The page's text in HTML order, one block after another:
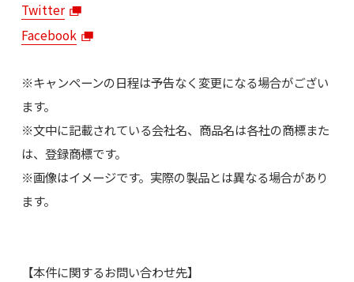
Twitter
Facebook
※キャンペーンの日程は予告なく変更になる場合がござい
ます。
※文中に記載されている会社名、商品名は各社の商標また
は、登録商標です。
※画像はイメージです。実際の製品とは異なる場合があり
ます。
【本件に関するお問い合わせ先】